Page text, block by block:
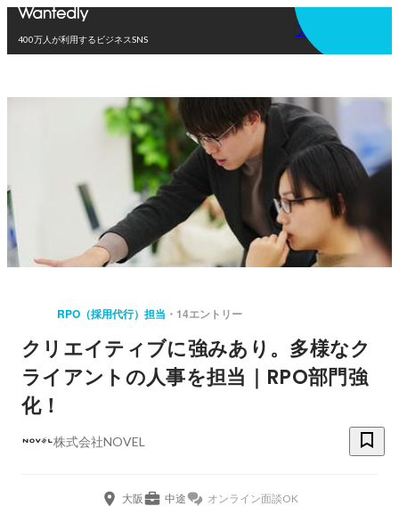
400万人が利用するビジネスSNS
アプリを使う
RPO（採用代行）担当 14エントリー
クリエイティブに強みあり。多様なク
ライアントの人事を担当｜RPO部門強
化！
株式会社NOVEL
大阪 中途 オンライン面談OK